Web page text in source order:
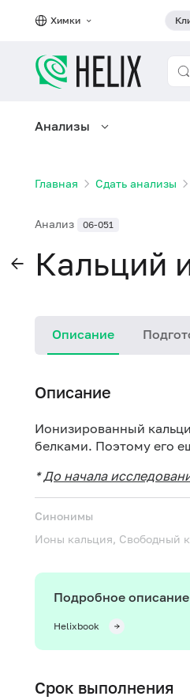
Химки
Анализы
Главная Сдать анализы
Анализ 06-051
Кальций
Описание
Описание
Ионизированный
белками. Поэтому его
*До начала
Синонимы
Ионы кальция, Свободный
Подробное описание
Helixbook
Срок выполнения